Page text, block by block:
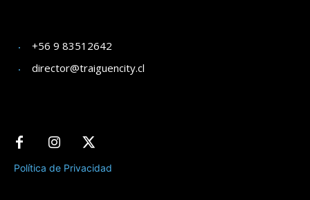
+56 9 83512642
director@traiguencity.cl
Política de Privacidad